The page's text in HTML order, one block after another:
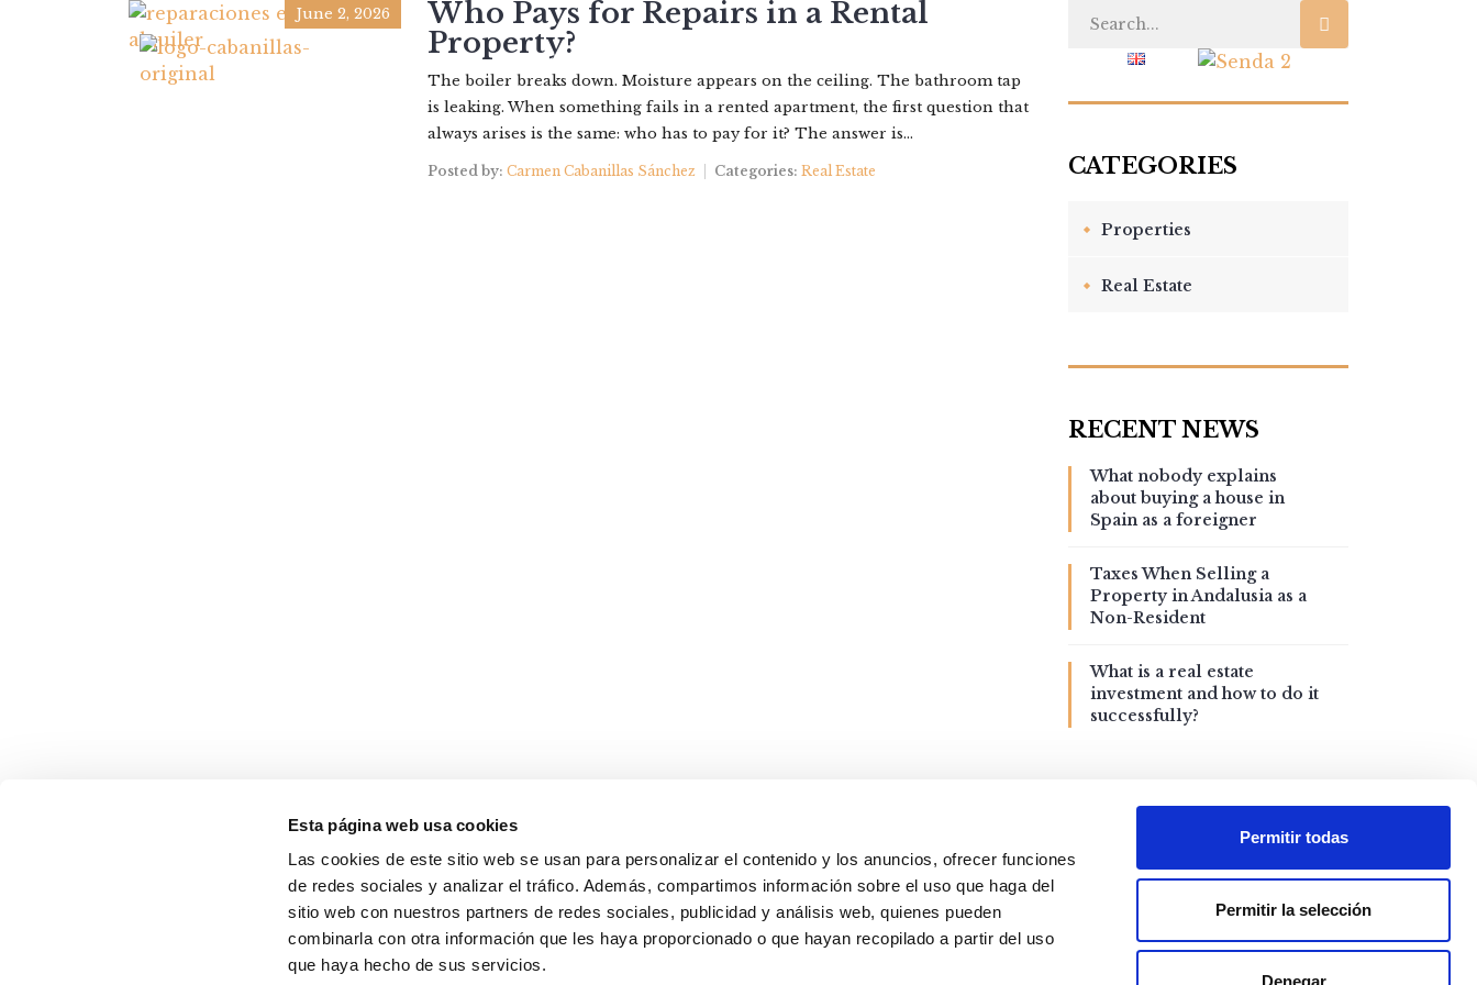
Esta página web usa cookies
Las cookies de este sitio web se usan para personalizar el contenido y los anuncios, ofrecer funciones
de redes sociales y analizar el tráfico. Además, compartimos información sobre el uso que haga del
sitio web con nuestros partners de redes sociales, publicidad y análisis web, quienes pueden
combinarla con otra información que les haya proporcionado o que hayan recopilado a partir del uso
que haya hecho de sus servicios.
Permitir todas
Permitir la selección
Denegar
PROPERTIES
June 2, 2026
Who Pays for Repairs in a Rental
Property?
The boiler breaks down. Moisture appears on the ceiling. The bathroom tap
is leaking. When something fails in a rented apartment, the first question that
always arises is the same: who has to pay for it? The answer is...
Posted by: Carmen Cabanillas Sánchez Categories: Real Estate
Properties
Real Estate
What nobody explains
about buying a house in
Spain as a foreigner
Taxes When Selling a
Property in Andalusia as a
Non-Resident
What is a real estate
investment and how to do it
successfully?
sales@cabanillasrealestate.com
+34 952 808 307